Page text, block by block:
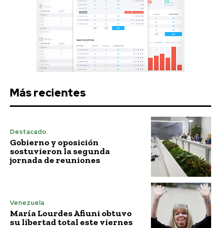
Más recientes
Destacado
Gobierno y oposición
sostuvieron la segunda
jornada de reuniones
Venezuela
María Lourdes Afiuni obtuvo
su libertad total este viernes